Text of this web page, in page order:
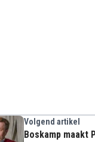
Volgend artikel
Boskamp maakt